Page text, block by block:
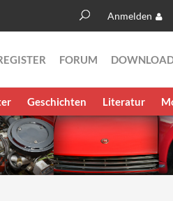
Anmelden
Suche
Geschichten Literatur
FORUM